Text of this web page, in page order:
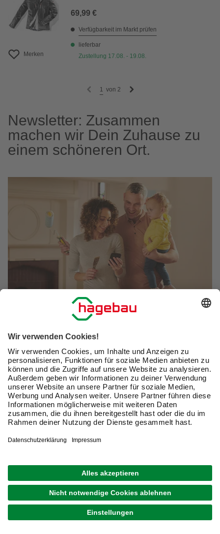
Merken
69,99 €
Verfügbarkeit im Markt prüfen
lieferbar
Zustellung 17.08. - 19.08.
1 von 2
Newsletter: Zusammen
machen wir Dein Zuhause zu
einem schöneren Ort.
Exklusive Angebote und Gewinnspiele
Kreative Ideen & nützliche Heimwerker-Tipps
Produktneuheiten und innovative Lösungen
E-Mail-Adresse
Friendly Captcha
Ich möchte auf michzugeschnittene E-Mail-Werbung